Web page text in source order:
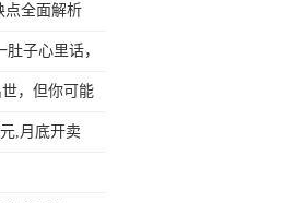
点全面解析
子心里话，
，但你可能
,月底开卖